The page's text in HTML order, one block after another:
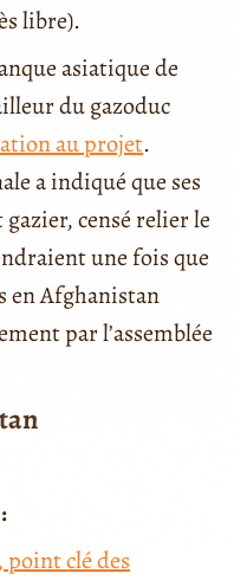
libre).
asiatique de
du gazoduc
au projet.
a indiqué que ses
censé relier le
une fois que
en Afghanistan
par l’assemblée
clé des